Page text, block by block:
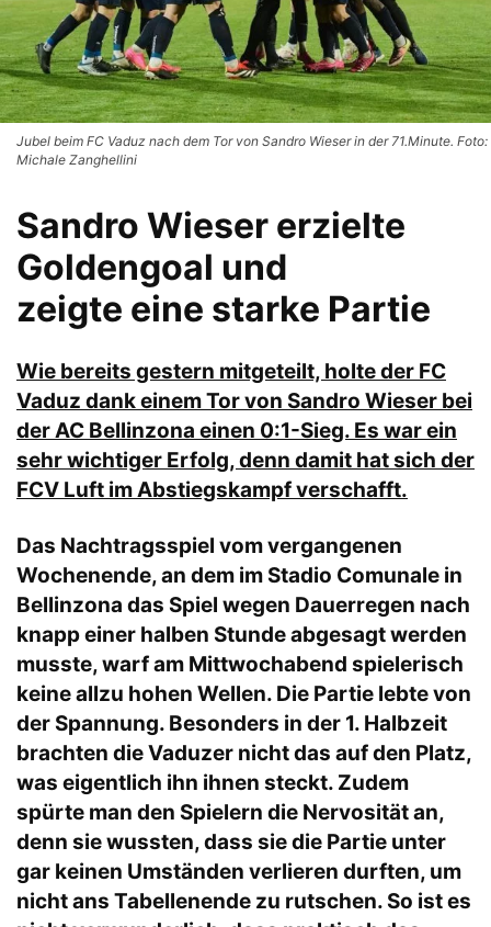
Jubel beim FC Vaduz nach dem Tor von Sandro Wieser in der 71.Minute. Foto:
Michale Zanghellini
Sandro Wieser erzielte
Goldengoal und
zeigte eine starke Partie
Wie bereits gestern mitgeteilt, holte der FC
Vaduz dank einem Tor von Sandro Wieser bei
der AC Bellinzona einen 0:1-Sieg. Es war ein
sehr wichtiger Erfolg, denn damit hat sich der
FCV Luft im Abstiegskampf verschafft.
Das Nachtragsspiel vom vergangenen
Wochenende, an dem im Stadio Comunale in
Bellinzona das Spiel wegen Dauerregen nach
knapp einer halben Stunde abgesagt werden
musste, warf am Mittwochabend spielerisch
keine allzu hohen Wellen. Die Partie lebte von
der Spannung. Besonders in der 1. Halbzeit
brachten die Vaduzer nicht das auf den Platz,
was eigentlich ihn ihnen steckt. Zudem
spürte man den Spielern die Nervosität an,
denn sie wussten, dass sie die Partie unter
gar keinen Umständen verlieren durften, um
nicht ans Tabellenende zu rutschen. So ist es